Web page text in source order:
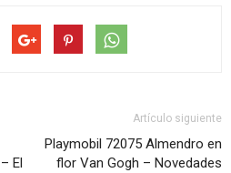
El
Artículo siguiente
Playmobil 72075 Almendro en
flor Van Gogh – Novedades